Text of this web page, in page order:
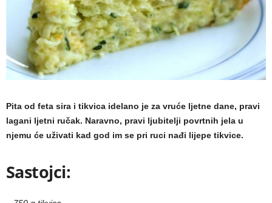
Pita od feta sira i tikvica idelano je za vruće ljetne dane, pravi
lagani ljetni ručak. Naravno, pravi ljubitelji povrtnih jela u
njemu će uživati kad god im se pri ruci nađi lijepe tikvice.
Sastojci: